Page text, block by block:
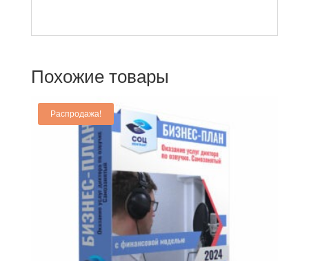
Похожие товары
Распродажа!